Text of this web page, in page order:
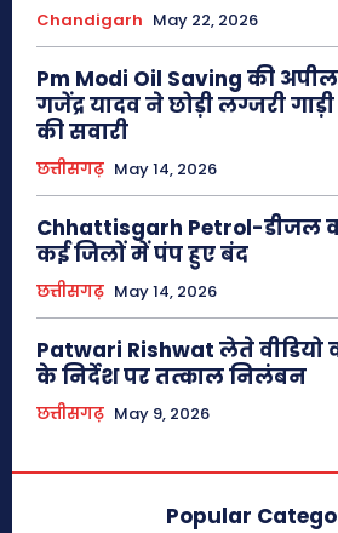
Chandigarh May 22, 2026
Pm Modi Oil Saving की
गजेंद्र यादव ने छोड़ी लग्जरी
की सवारी
छत्तीसगढ़ May 14, 2026
Chhattisgarh Petrol-डीजल
कई जिलों में पंप हुए बंद
छत्तीसगढ़ May 14, 2026
Patwari Rishwat लेते
के निर्देश पर तत्काल निलंबन
छत्तीसगढ़ May 9, 2026
Popular